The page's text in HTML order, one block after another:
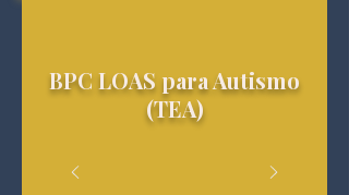
BPC LOAS para Autismo
(TEA)